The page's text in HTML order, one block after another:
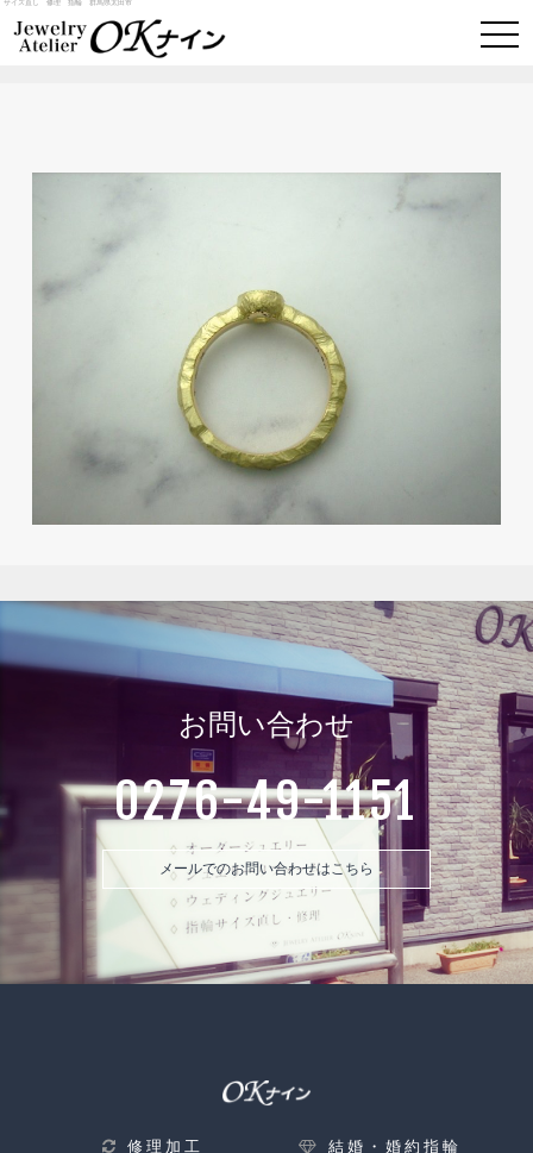
サイズ直し 修理 指輪 群馬県太田市
お問い合わせ
0276-49-1151
メールでのお問い合わせはこちら
修理加工 結婚・婚約指輪